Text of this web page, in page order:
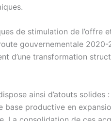
de stimulation de l’offre
gouvernementale
d’une transformation
ainsi d’atouts solides
productive en